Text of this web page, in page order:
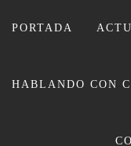
PORTADA
HABLANDO CON